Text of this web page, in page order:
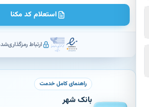
استعلام کد مکنا
ارتباط رمزگذاری‌شده
راهنمای کامل خدمت
بانک شهر